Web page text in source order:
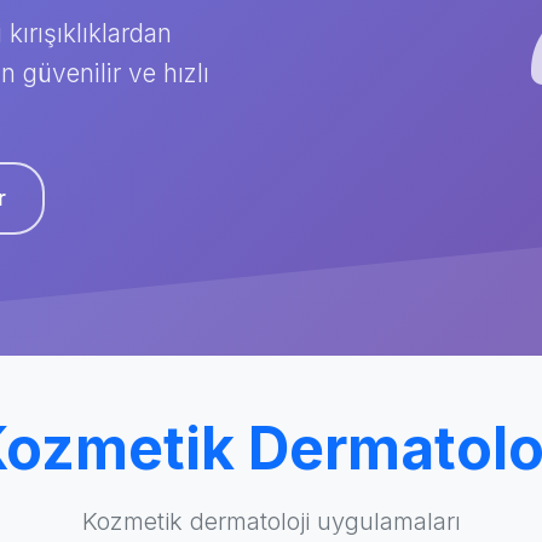
güvenilir ve hızlı
Kozmetik dermatoloji uygulamaları